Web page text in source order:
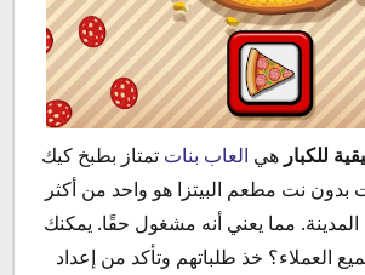
للكبار هي العاب بنات تمتاز بطبخ كيك
بدون نت مطعم البيتزا هو واحد من أكثر
مما يعني أنه مشغول حقًا. يمكنك
العملاء؟ خذ طلباتهم وتأكد من إعداد